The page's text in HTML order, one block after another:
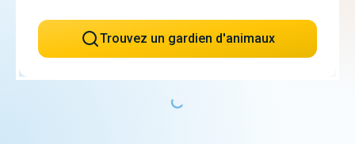
Trouvez un gardien d'animaux